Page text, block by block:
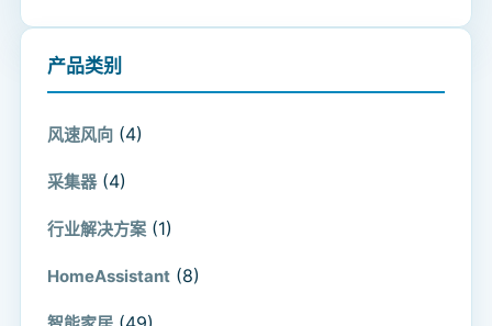
产品类别
风速风向 (4)
采集器 (4)
行业解决方案 (1)
HomeAssistant (8)